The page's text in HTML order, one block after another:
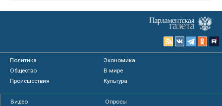
Политика
Экономика
Общество
В мире
Происшествия
Культура
Видео
Опросы